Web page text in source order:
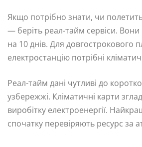
Якщо потрібно знати, чи
— беріть реал-тайм сервіси. Вони
на 10 днів. Для довгострокового
електростанцію потрібні
Реал-тайм дані чутливі до
узбережжі. Кліматичні карти
виробітку електроенергії.
спочатку перевіряють ресурс за